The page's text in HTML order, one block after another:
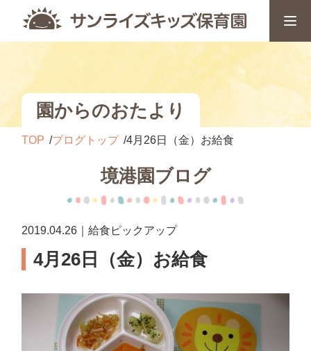
園からのおたより
TOP ブログトップ 4月26日（金）お給食
境港園ブログ
2019.04.26｜給食ピックアップ
4月26日（金）お給食